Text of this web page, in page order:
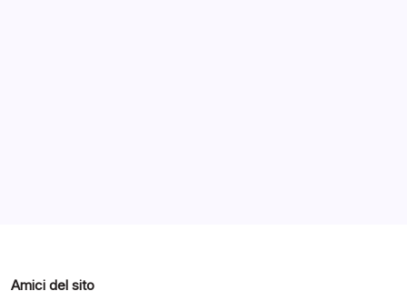
Amici del sito